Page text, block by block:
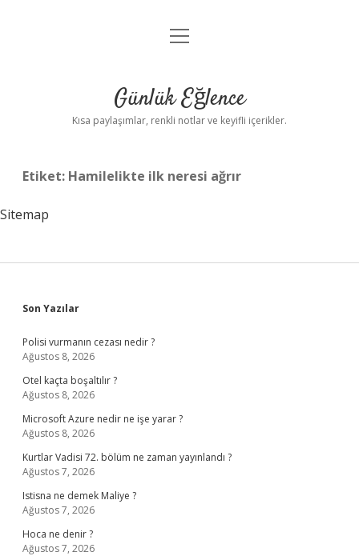
Anasayfa
Yasal Uyarı
menüyü
Günlük Eğlence
Kısa paylaşımlar, renkli notlar ve keyifli içerikler.
Etiket: Hamilelikte ilk neresi ağrır
Sitemap
Sidebar
Son Yazılar
Polisi vurmanın cezası nedir ?
Ağustos 8, 2026
Otel kaçta boşaltılır ?
Ağustos 8, 2026
Microsoft Azure nedir ne işe yarar ?
Ağustos 8, 2026
Kurtlar Vadisi 72. bölüm ne zaman yayınlandı ?
Ağustos 7, 2026
Istisna ne demek Maliye ?
Ağustos 7, 2026
Hoca ne denir ?
Ağustos 7, 2026